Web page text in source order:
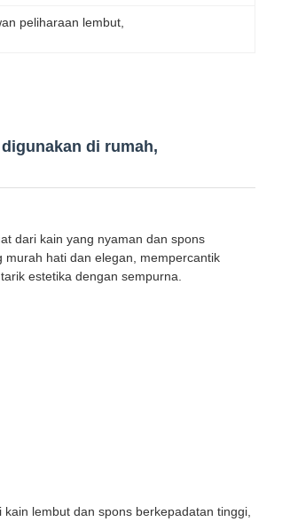
peliharaan lembut
di rumah,
dari kain yang nyaman dan spons
hati dan elegan, mempercantik
estetika dengan sempurna.
lembut dan spons berkepadatan tinggi,